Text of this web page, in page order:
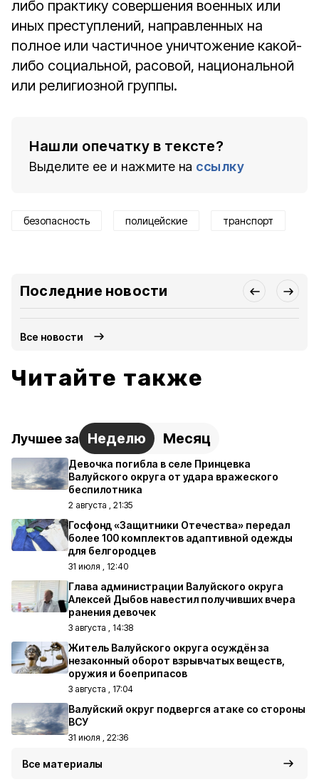
либо практику совершения военных или
иных преступлений, направленных на
полное или частичное уничтожение какой-
либо социальной, расовой, национальной
или религиозной группы.
Нашли опечатку в тексте?
Выделите ее и нажмите на ссылку
безопасность полицейские транспорт
Последние новости
Все новости
Читайте также
Лучшее за Неделю Месяц
Девочка погибла в селе Принцевка
Валуйского округа от удара вражеского
беспилотника
2 августа , 21:35
Госфонд «Защитники Отечества» передал
более 100 комплектов адаптивной одежды
для белгородцев
31 июля , 12:40
Глава администрации Валуйского округа
Алексей Дыбов навестил получивших вчера
ранения девочек
3 августа , 14:38
Житель Валуйского округа осуждён за
незаконный оборот взрывчатых веществ,
оружия и боеприпасов
3 августа , 17:04
Валуйский округ подвергся атаке со стороны
ВСУ
31 июля , 22:36
Все материалы